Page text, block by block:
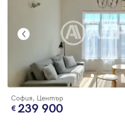
София, Център
239 900